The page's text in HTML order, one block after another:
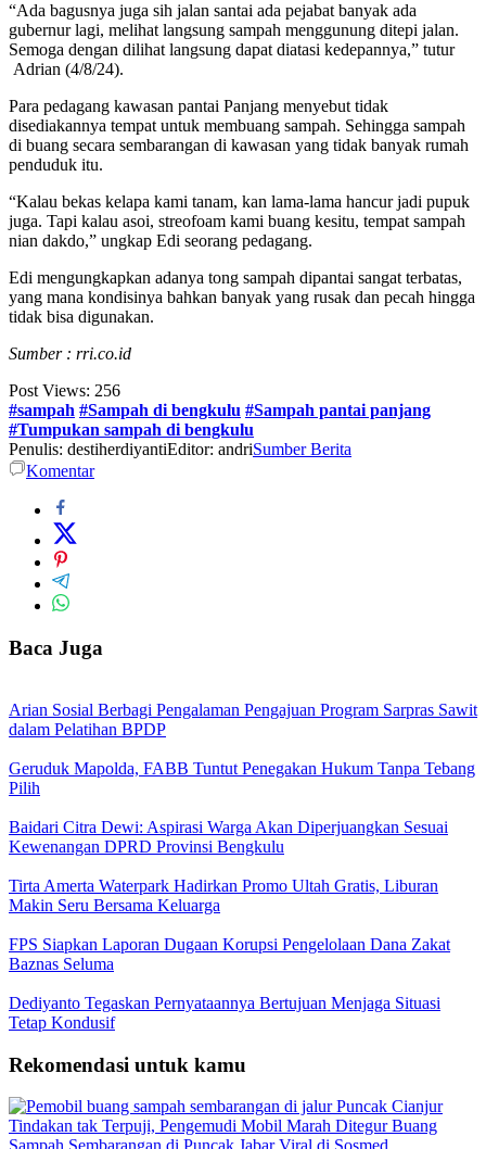
“Ada bagusnya juga sih jalan santai ada pejabat banyak ada
gubernur lagi, melihat langsung sampah menggunung ditepi jalan.
Semoga dengan dilihat langsung dapat diatasi kedepannya,” tutur
Adrian (4/8/24).
Para pedagang kawasan pantai Panjang menyebut tidak
disediakannya tempat untuk membuang sampah. Sehingga sampah
di buang secara sembarangan di kawasan yang tidak banyak rumah
penduduk itu.
“Kalau bekas kelapa kami tanam, kan lama-lama hancur jadi pupuk
juga. Tapi kalau asoi, streofoam kami buang kesitu, tempat sampah
nian dakdo,” ungkap Edi seorang pedagang.
Edi mengungkapkan adanya tong sampah dipantai sangat terbatas,
yang mana kondisinya bahkan banyak yang rusak dan pecah hingga
tidak bisa digunakan.
Sumber : rri.co.id
Post Views: 256
#sampah #Sampah di bengkulu #Sampah pantai panjang
#Tumpukan sampah di bengkulu
Penulis: destiherdiyantiEditor: andriSumber Berita
Komentar
Baca Juga
Arian Sosial Berbagi Pengalaman Pengajuan Program Sarpras Sawit
dalam Pelatihan BPDP
Geruduk Mapolda, FABB Tuntut Penegakan Hukum Tanpa Tebang
Pilih
Baidari Citra Dewi: Aspirasi Warga Akan Diperjuangkan Sesuai
Kewenangan DPRD Provinsi Bengkulu
Tirta Amerta Waterpark Hadirkan Promo Ultah Gratis, Liburan
Makin Seru Bersama Keluarga
FPS Siapkan Laporan Dugaan Korupsi Pengelolaan Dana Zakat
Baznas Seluma
Dediyanto Tegaskan Pernyataannya Bertujuan Menjaga Situasi
Tetap Kondusif
Rekomendasi untuk kamu
Tindakan tak Terpuji, Pengemudi Mobil Marah Ditegur Buang